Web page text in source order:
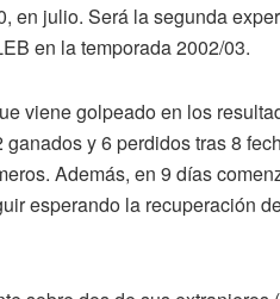
en julio. Será la segunda
en la temporada 2002/03.
viene golpeado en los
y 6 perdidos tras 8
Además, en 9 días
esperando la recuperación